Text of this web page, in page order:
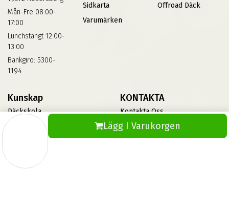
Lägg I Varukorgen
Mån-Fre 08:00-
17:00
Lunchstängt 12:00-
13:00
Bankgiro: 5300-
1194
Sidkarta
Varumärken
Offroad Däck
Kunskap
Däckskola
Informationsbank Av Däck
Och Fälgar
KONTAKTA
Kontakta Oss
Vinterdäck